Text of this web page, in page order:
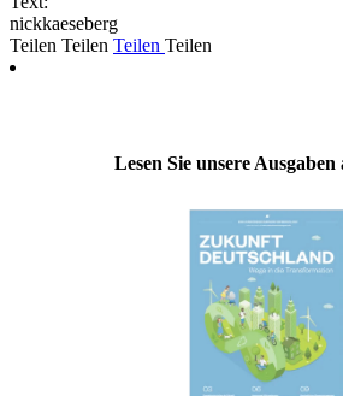
nickkaeseberg
Teilen Teilen Teilen Teilen
Lesen Sie unsere Ausgaben